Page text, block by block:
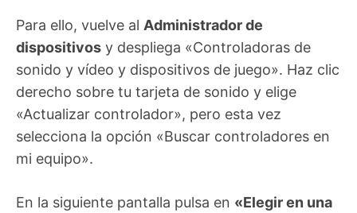
Para ello, vuelve al Administrador de
dispositivos y despliega «Controladoras de
sonido y vídeo y dispositivos de juego». Haz clic
derecho sobre tu tarjeta de sonido y elige
«Actualizar controlador», pero esta vez
selecciona la opción «Buscar controladores en
mi equipo».
En la siguiente pantalla pulsa en «Elegir en una